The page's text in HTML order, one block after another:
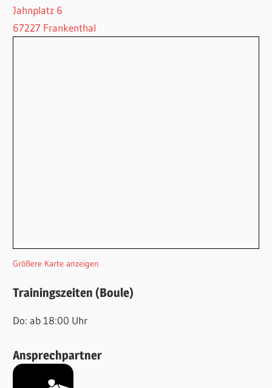
Jahnplatz 6
67227 Frankenthal
Größere Karte anzeigen
Trainingszeiten (Boule)
Do: ab 18:00 Uhr
Ansprechpartner